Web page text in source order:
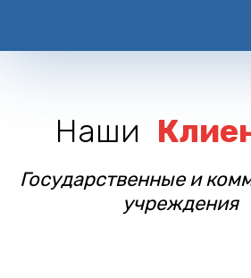
Наши
Государственные и
учреждения